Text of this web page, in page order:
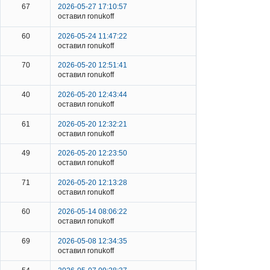
67
2026-05-27 17:10:57
оставил ronukoff
60
2026-05-24 11:47:22
оставил ronukoff
70
2026-05-20 12:51:41
оставил ronukoff
40
2026-05-20 12:43:44
оставил ronukoff
61
2026-05-20 12:32:21
оставил ronukoff
49
2026-05-20 12:23:50
оставил ronukoff
71
2026-05-20 12:13:28
оставил ronukoff
60
2026-05-14 08:06:22
оставил ronukoff
69
2026-05-08 12:34:35
оставил ronukoff